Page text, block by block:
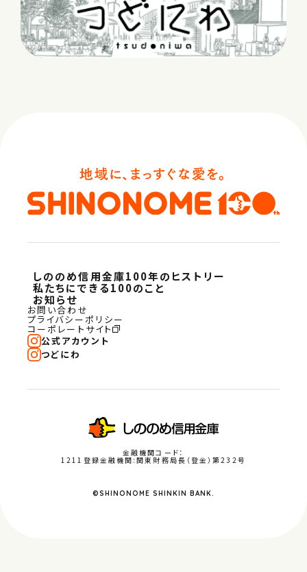
しののめ信用金庫100年のヒストリー
私たちにできる100のこと
お知らせ
お問い合わせ
プライバシーポリシー
コーポレートサイト
公式アカウント
つどにわ
金融機関コード：
1211登録金融機関:関東財務局長（登金）第232号
©SHINONOME SHINKIN BANK.